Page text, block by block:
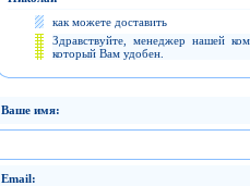
как можете доставить
Здравствуйте, менеджер нашей
который Вам удобен.
Ваше имя:
Email: